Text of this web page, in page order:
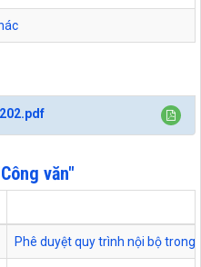
văn"
Phê duyệt quy trình nội bộ